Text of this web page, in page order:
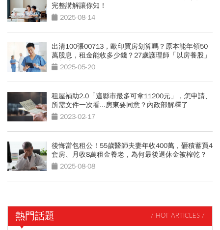
完整講解讓你知！
2025-08-14
出清100張00713，歐印買房划算嗎？原本能年領50
萬股息，租金能收多少錢？27歲護理師「以房養股」
的盤算
2025-05-20
租屋補助2.0「這縣市最多可拿11200元」，怎申請、
所需文件一次看...房東要同意？內政部解釋了
2023-02-17
後悔當包租公！55歲醫師夫妻年收400萬，砸積蓄買4
套房、月收8萬租金養老，為何最後退休金被榨乾？
2025-08-08
熱門話題 / HOT ARTICLES /